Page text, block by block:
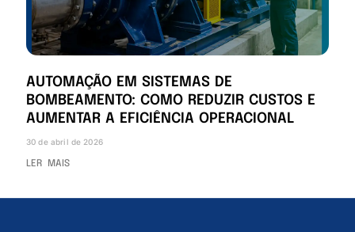
AUTOMAÇÃO EM SISTEMAS DE
BOMBEAMENTO: COMO REDUZIR CUSTOS E
AUMENTAR A EFICIÊNCIA OPERACIONAL
30 de abril de 2026
LER MAIS